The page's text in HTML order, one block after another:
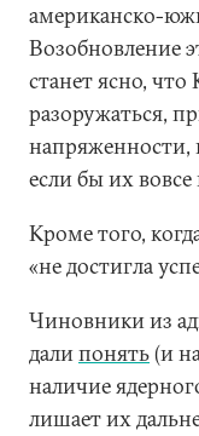
американско-
Возобновление
станет ясно,
разоружаться,
напряженности,
если бы их
Кроме того,
«не достигла
Чиновники из
далипонять(и
наличие
лишает их